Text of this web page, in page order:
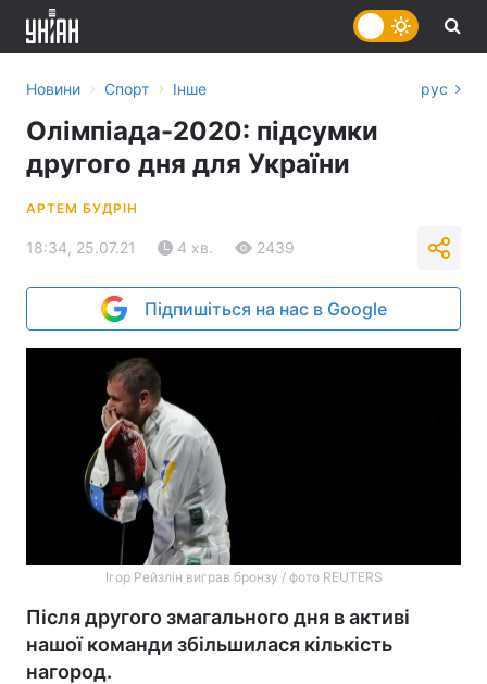
Новини › Спорт › Інше рус
Олімпіада-2020: підсумки
другого дня для України
АРТЕМ БУДРІН
18:34, 25.07.21 4 хв. 2439
Підпишіться на нас в Google
Ігор Рейзлін виграв бронзу / фото REUTERS
Після другого змагального дня в активі
нашої команди збільшилася кількість
нагород.